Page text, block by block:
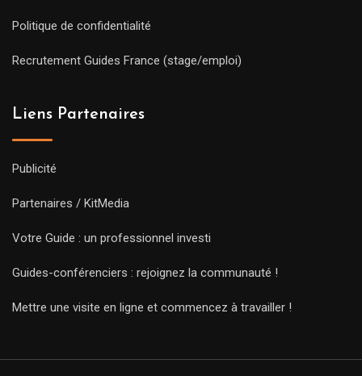
Politique de confidentialité
Recrutement Guides France (stage/emploi)
Liens Partenaires
Publicité
Partenaires / KitMedia
Votre Guide : un professionnel investi
Guides-conférenciers : rejoignez la communauté !
Mettre une visite en ligne et commencez à travailler !